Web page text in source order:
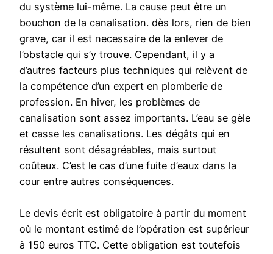
du système lui-même. La cause peut être un
bouchon de la canalisation. dès lors, rien de bien
grave, car il est necessaire de la enlever de
l’obstacle qui s’y trouve. Cependant, il y a
d’autres facteurs plus techniques qui relèvent de
la compétence d’un expert en plomberie de
profession. En hiver, les problèmes de
canalisation sont assez importants. L’eau se gèle
et casse les canalisations. Les dégâts qui en
résultent sont désagréables, mais surtout
coûteux. C’est le cas d’une fuite d’eaux dans la
cour entre autres conséquences.
Le devis écrit est obligatoire à partir du moment
où le montant estimé de l’opération est supérieur
à 150 euros TTC. Cette obligation est toutefois